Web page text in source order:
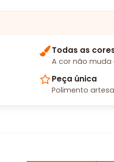
Todas as
A cor não
Peça única
Polimento